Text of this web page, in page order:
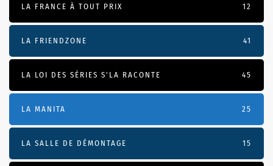
LA FRANCE À TOUT PRIX 12
LA FRIENDZONE 41
LA LOI DES SÉRIES S'LA RACONTE 45
LA MANITA 25
LA SALLE DE DÉMONTAGE 15